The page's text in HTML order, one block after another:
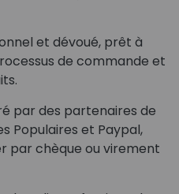
et dévoué, prêt à
de commande et
par des partenaires de
Populaires et Paypal,
par chèque ou virement